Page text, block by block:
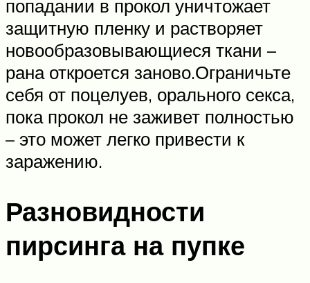
попадании в прокол уничтожает
защитную пленку и растворяет
новообразовывающиеся ткани –
рана откроется заново.Ограничьте
себя от поцелуев, орального секса,
пока прокол не заживет полностью
– это может легко привести к
заражению.
Разновидности
пирсинга на пупке